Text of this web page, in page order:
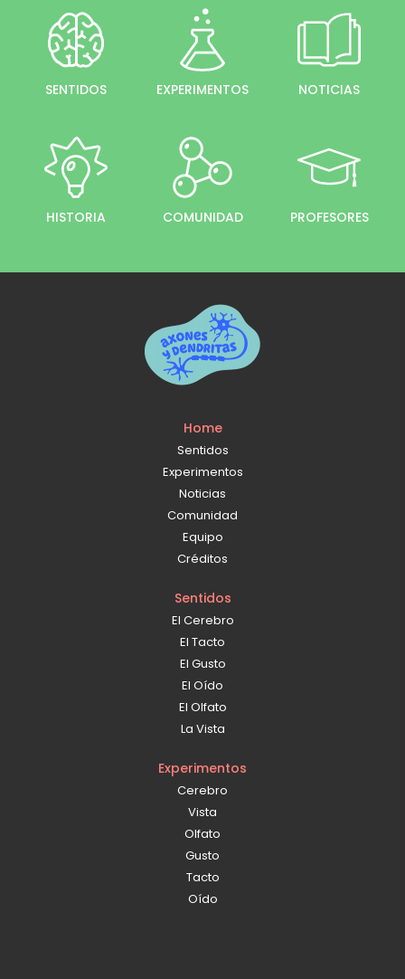
SENTIDOS EXPERIMENTOS NOTICIAS
HISTORIA COMUNIDAD PROFESORES
Home
Sentidos
Experimentos
Noticias
Comunidad
Equipo
Créditos
Sentidos
El Cerebro
El Tacto
El Gusto
El Oído
El Olfato
La Vista
Experimentos
Cerebro
Vista
Olfato
Gusto
Tacto
Oído